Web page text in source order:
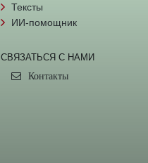
Тексты
ИИ-помощник
СВЯЗАТЬСЯ С НАМИ
Контакты